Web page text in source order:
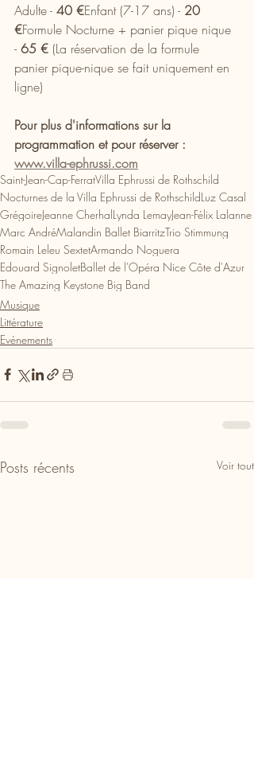
Adulte - 40 €Enfant (7-17 ans) - 20
€Formule Nocturne + panier pique nique
- 65 € (La réservation de la formule
panier pique-nique se fait uniquement en
ligne)
Pour plus d'informations sur la
programmation et pour réserver :
www.villa-ephrussi.com
Saint-Jean-Cap-FerratVilla Ephrussi de Rothschild
Nocturnes de la Villa Ephrussi de RothschildLuz Casal
GrégoireJeanne CherhalLynda LemayJean-Félix Lalanne
Marc AndréMalandin Ballet BiarritzTrio Stimmung
Romain Leleu SextetArmando Noguera
Edouard SignoletBallet de l'Opéra Nice Côte d'Azur
The Amazing Keystone Big Band
Musique
Littérature
Evénements
Posts récents Voir tout